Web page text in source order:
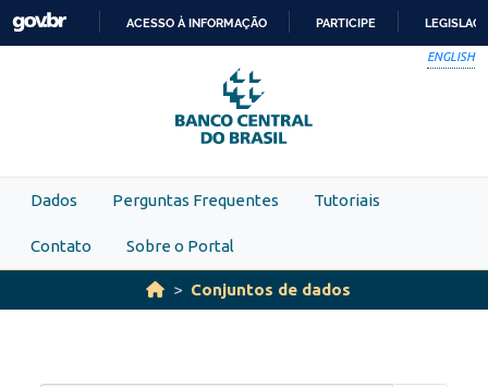
Skip to main content
PARA
O
CONTEÚDO
ACESSO À INFORMAÇÃO PARTICIPE
ENGLISH
Dados Perguntas Frequentes Tutoriais
Contato Sobre o Portal
Conjuntos de dados